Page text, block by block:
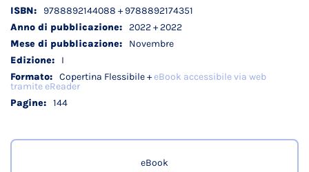
Dettagli
tecnici
9788892144088 + 9788892174351
2022 + 2022
Novembre
I
Copertina Flessibile +eBook accessibile via web
tramite eReader
144
eBook